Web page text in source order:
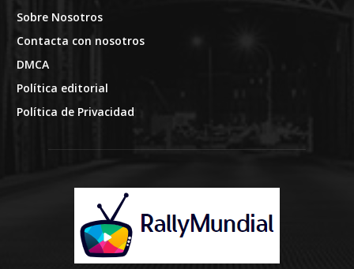
Sobre Nosotros
Contacta con nosotros
DMCA
Política editorial
Política de Privacidad